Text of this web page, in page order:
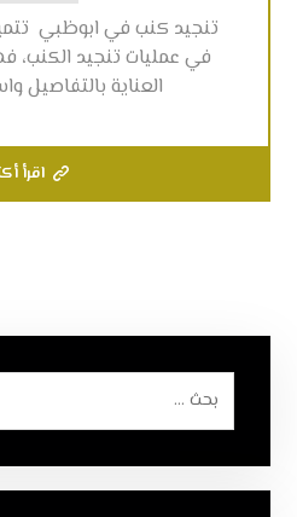
تنجيد كنب في ابوظبي
في عمليات تنجيد الكنب،
العناية بالتفاصيل
اقرأ